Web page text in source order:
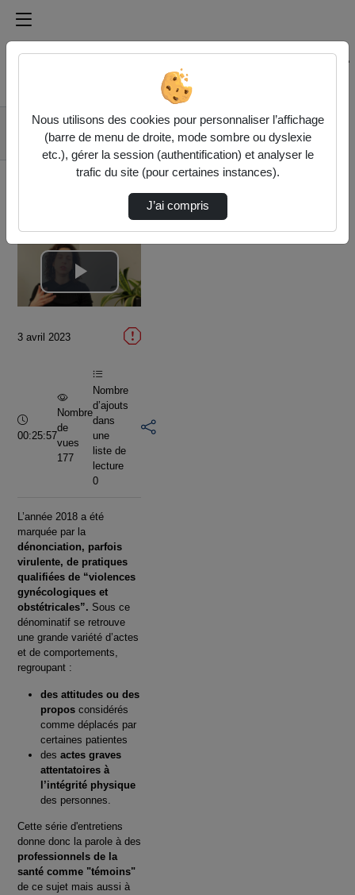
Médiathèque de l'université Paris
Rechercher un média sur Médiathèque de l'université
Accueil
Vidéos
Maïa Brami,
écrivaine
Lire
vidéo
3 avril 2023
Durée :
00:25:57
Nombre
de
vues
177
Nombre
d’ajouts
dans
une
liste de
lecture
0
L’année 2018 a été
marquée par la
dénonciation, parfois
virulente, de pratiques
qualifiées de “violences
gynécologiques et
obstétricales”. Sous ce
dénominatif se retrouve
une grande variété d’actes
et de comportements,
regroupant :
des attitudes ou des
propos considérés
comme déplacés par
certaines patientes
desactes graves
attentatoires à
l’intégrité physique
des personnes.
Cette série d'entretiens
donne donc la parole à des
professionnels de la
santé comme "témoins"
de ce sujet mais aussi à
Nous utilisons des cookies pour personnaliser l’affichage
(barre de menu de droite, mode sombre ou dyslexie
etc.), gérer la session (authentification) et analyser le
trafic du site (pour certaines instances).
J’ai compris